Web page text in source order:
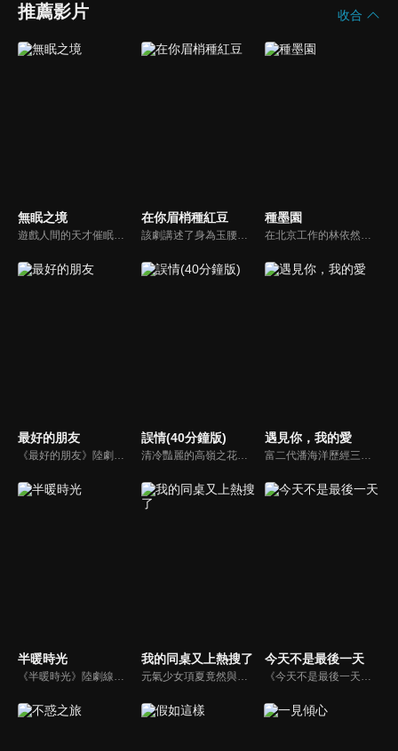
推薦影片 收合
無眠之境
遊戲人間的天才催眠師陸風平和深陷心魔的刑警羅飛，兩人為了找出十年前共同被牽扯進的懸案真相，聯手破獲了一系列催眠術殺人的案件，最終揪出背後的神秘組織，在這個過程當中，兩人由相互猜忌對立到最後亦兄亦弟，共同成長。
在你眉梢種紅豆
該劇講述了身為玉腰奴的絳朱必須在成年後的月圓之夜找到一名玉郎，與其雙修攝取元陽，以度過寒骨症的故事。一心追捕玉腰奴的權臣沈謬意外被絳朱種下相思蠱，不得不屈從蠱性保護絳朱。兩人從對立到相知相愛，最終攜手為玉腰奴沉冤昭雪。
種墨園
在北京工作的林依然，因母親患病，選擇回鄉後考公到桃花鎮，在經發辦任職。林依然看到以千年宣家為代表的傳統宣紙產業艱難求存，為了拯救傳統宣紙產業，她通過開發宣紙筆記本業務、去北京拉宣紙壁紙訂單、操辦文房四寶文化節等，努力幫助桃花鎮宣紙產業走出經營困境。
最好的朋友
《最好的朋友》陸劇線上看。劇情描述大一新生邵年（徐新馳）因誤會與林肖（陳沐）結識。憂鬱男孩武鳴昊（王一鈞）擊中了謝婷楓（王悅伊）的少女心，看似善解人意的他，似乎對誰都帶有禮貌的疏離感。在一場場鬧劇中，這些同學逐漸成為惺惺相惜的朋友，開始了一段溫暖又美好的大學生活。
誤情(40分鐘版)
清冷豔麗的高嶺之花江時淺在遭受霸淩、暴力等一系列事件後，華麗蛻變逆襲歸來，用一場精心策劃強勢開啟自己的復仇之路，最終收穫內心救贖與愛情的故事。
遇見你，我的愛
富二代潘海洋歷經三次失敗婚姻，認為金錢阻礙愛情。唯第一任妻子陸雪怡真心待他。好友伊軒勸他隱藏身份。他在酒吧對芭蕾舞演員韓夢瑤一見鍾情。便化身業務經理與她相戀。熱戀中潘海洋決定娶韓夢瑤，卻在婚前發現韓夢瑤三年前曾是自己公司員工，進而揭開伊軒與韓夢瑤為還債設局圖謀他財產的陰謀...
半暖時光 我的同桌又上熱搜了 今天不是最後一天